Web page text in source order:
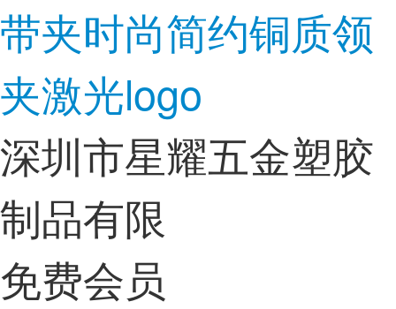
带夹时尚简约铜质领
夹激光logo
深圳市星耀五金塑胶
制品有限
免费会员